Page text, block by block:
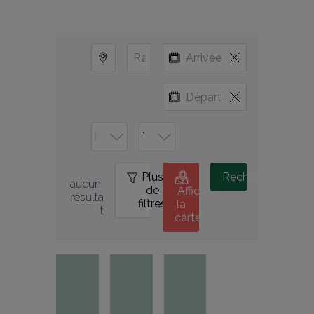
aucun
résulta
t
Plus
de
filtres
Afficher
la
carte
Rechercher